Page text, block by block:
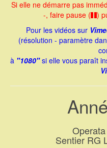
Si elle ne démarre pas
-, faire pause (
)
Pour les vidéos sur
(résolution - paramètre
à "1080"si elle vous paraît
Sentier RG